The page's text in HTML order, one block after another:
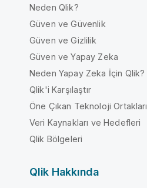
Neden Qlik?
Güven ve Güvenlik
Güven ve Gizlilik
Güven ve Yapay Zeka
Neden Yapay Zeka İçin Qlik?
Qlik'i Karşılaştır
Öne Çıkan Teknoloji Ortakları
Veri Kaynakları ve Hedefleri
Qlik Bölgeleri
Qlik Hakkında